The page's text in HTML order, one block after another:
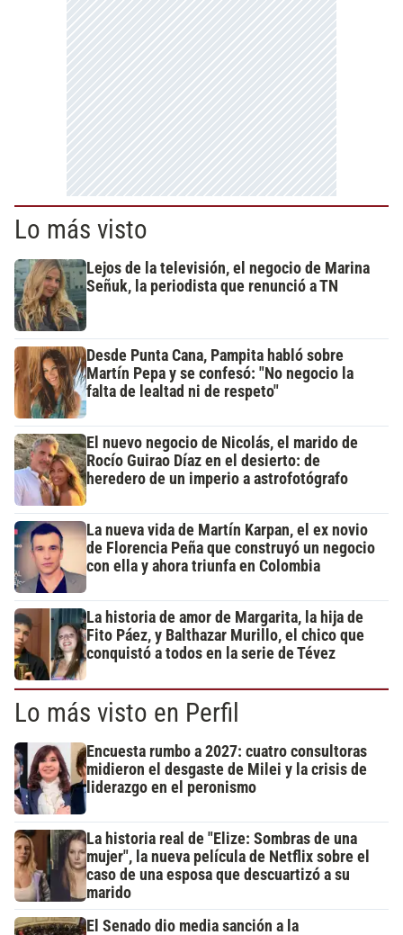
Lo más visto
Lejos de la televisión, el negocio de Marina
Señuk, la periodista que renunció a TN
Desde Punta Cana, Pampita habló sobre
Martín Pepa y se confesó: "No negocio la
falta de lealtad ni de respeto"
El nuevo negocio de Nicolás, el marido de
Rocío Guirao Díaz en el desierto: de
heredero de un imperio a astrofotógrafo
La nueva vida de Martín Karpan, el ex novio
de Florencia Peña que construyó un negocio
con ella y ahora triunfa en Colombia
La historia de amor de Margarita, la hija de
Fito Páez, y Balthazar Murillo, el chico que
conquistó a todos en la serie de Tévez
Lo más visto en Perfil
Encuesta rumbo a 2027: cuatro consultoras
midieron el desgaste de Milei y la crisis de
liderazgo en el peronismo
La historia real de "Elize: Sombras de una
mujer", la nueva película de Netflix sobre el
caso de una esposa que descuartizó a su
marido
El Senado dio media sanción a la